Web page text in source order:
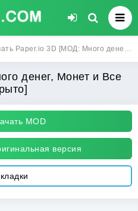
3D [МОД: Много денег, Монет и Все открыто] | Взлом Paper.io 3D на Андроид
денег, Монет и Все
MOD
версия